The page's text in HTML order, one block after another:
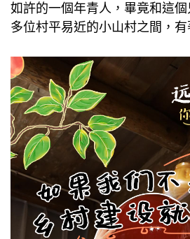
如許的一個年青人，畢竟和這
多位村平易近的小山村之間，